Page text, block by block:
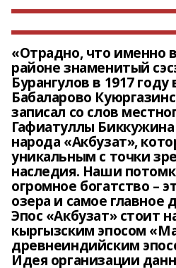
«Отрадно, что именно
районе знаменитый
Бурангулов в 1917
Бабаларово
записал со слов
Гафиатуллы
народа «Акбузат»,
уникальным с точки
наследия. Наши
огромное богатство –
озера и самое главное
Эпос «Акбузат» стоит
кыргызским эпосом
древнеиндийским
Идея организации